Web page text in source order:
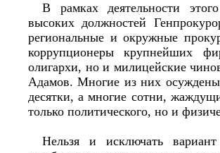
В рамках деятельности
высоких должностей
региональные и окружные
коррупционеры крупнейших
олигархи, но и милицейские
Адамов. Многие из них
десятки, а многие сотни,
только политического, но и
Нельзя и исключать